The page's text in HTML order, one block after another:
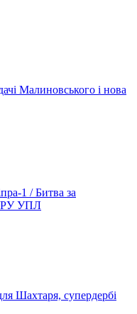
Малиновського і нова
1 / Битва за
УПЛ
Шахтаря, супердербі